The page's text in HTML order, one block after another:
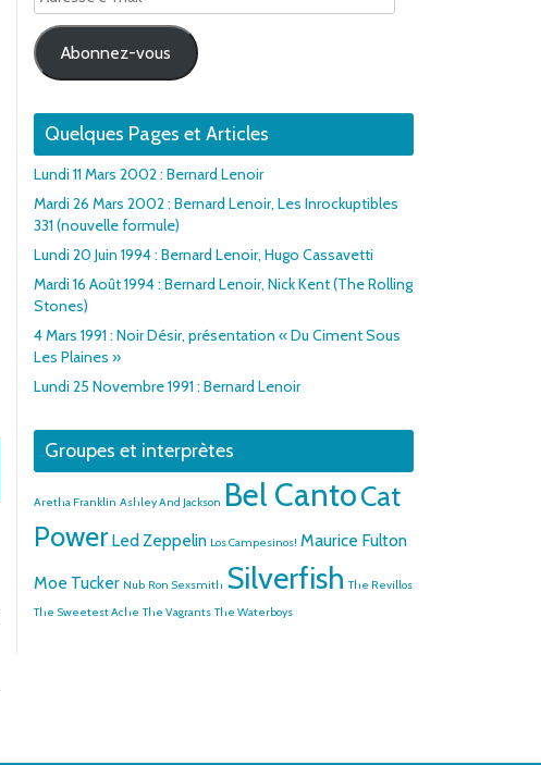
e-
mail
Abonnez-vous
Quelques Pages et Articles
Lundi 11 Mars 2002 : Bernard Lenoir
Mardi 26 Mars 2002 : Bernard Lenoir, Les Inrockuptibles
331 (nouvelle formule)
Lundi 20 Juin 1994 : Bernard Lenoir, Hugo Cassavetti
Mardi 16 Août 1994 : Bernard Lenoir, Nick Kent (The Rolling
Stones)
4 Mars 1991 : Noir Désir, présentation « Du Ciment Sous
Les Plaines »
Lundi 25 Novembre 1991 : Bernard Lenoir
Groupes et interprètes
Aretha Franklin Ashley And Jackson Bel CantoCat
Power Led Zeppelin Los Campesinos! Maurice Fulton
Moe Tucker Nub Ron Sexsmith Silverfish The Revillos
The Sweetest Ache The Vagrants The Waterboys